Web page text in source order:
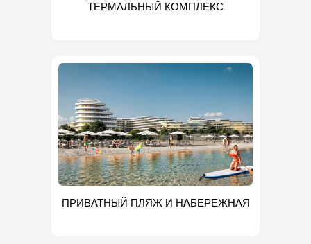
ТЕРМАЛЬНЫЙ КОМПЛЕКС
ПРИВАТНЫЙ ПЛЯЖ И НАБЕРЕЖНАЯ